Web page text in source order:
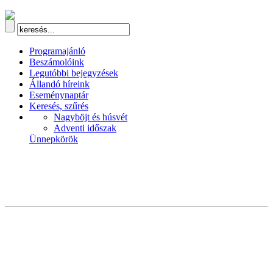
Programajánló
Beszámolóink
Legutóbbi bejegyzések
Állandó híreink
Eseménynaptár
Keresés, szűrés
Nagyböjt és húsvét
Adventi időszak
Ünnepkörök